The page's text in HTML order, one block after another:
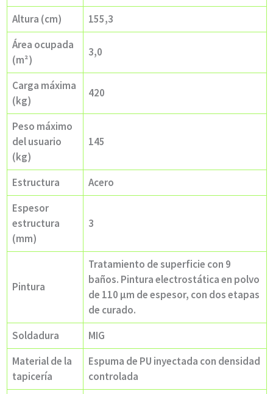
Altura (cm)
155,3
Área ocupada
(m²)
3,0
Carga máxima
(kg)
420
Peso máximo
del usuario
(kg)
145
Estructura
Acero
Espesor
estructura
(mm)
3
Pintura
Tratamiento de superficie con 9
baños. Pintura electrostática en polvo
de 110 µm de espesor, con dos etapas
de curado.
Soldadura
MIG
Material de la
tapicería
Espuma de PU inyectada con densidad
controlada